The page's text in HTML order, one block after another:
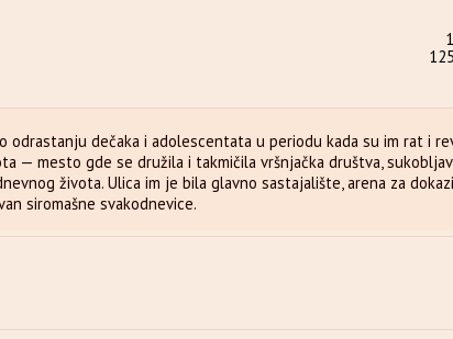
odrastanju dečaka i adolescentata u periodu kada su im rat i
— mesto gde se družila i takmičila vršnjačka društva,
života. Ulica im je bila glavno sastajalište, arena za
siromašne svakodnevice.